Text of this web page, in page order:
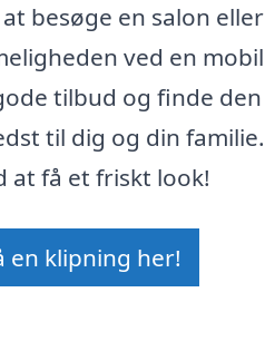
besøge en salon eller
ved en mobil
tilbud og finde den
til dig og din familie.
at få et friskt look!
en klipning her!